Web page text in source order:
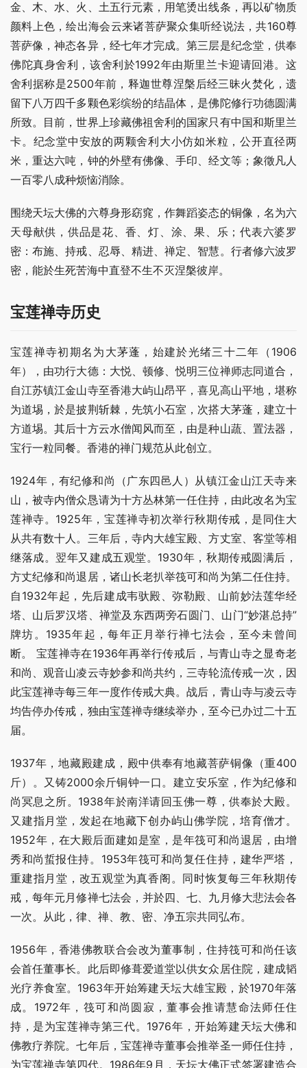
金、木、水、火、土五行元素，用笔烫出线条，再以矿物质
颜料上色，绘出海会云来诸菩萨聚众集听经说法，共160尊
菩萨像，神态各异，经七年才完成。第三层是纪念堂，供奉
佛陀真身舍利，该舍利於1992年由斯里兰卡迎请回港。这
舍利据称是2500年前，释迦世尊涅槃后经三昧火焚化，遗
留下八万四千多颗色彩缤纷的结晶体，是佛陀修行功德圆满
所致。目前，世界上珍藏佛祖舍利的国家只有中国和斯里兰
卡。纪念堂中安放的两颗舍利大小仿如米粒，公开直径两
米，重达六吨，钟的外壁有佛像、手印、经文等；象徵凡人
一百零八成种烦恼消除。
围绕天坛大佛的六尊身形窈窕，作舞蹈姿态的铜像，名为六
天母献供，供品是花、香、灯、涂、果、乐；代表六婆罗
密：布施、持戒、忍辱、精进、禅定、智慧。行者修六波罗
密，能於生死苦海中直登不生不灭涅槃彼岸。
宝莲禅寺历史
宝莲禅寺初期名为大茅蓬，始建於光绪三十二年（1906
年），由功行大德：大悦、顿修、悦明三位禅师志同道合，
自江苏镇江金山寺至香港大屿山昂平，喜见高山平地，堪称
为道埸，於是披荆斩棘，先筑小石室，次搭大茅蓬，建立十
方道埸。其后十方云水僧闻风而至，由是种山蔬、置法器，
宝行一粒同餐。香港的禅门规范从此创立。
1924年，有纪修和尚（广东四邑人）从镇江金山江天寺来
山，被寺内僧众恳请为十方丛林第一任住持，由此改名为宝
莲禅寺。1925年，宝莲禅寺初次举行秋期传戒，是同住大
从共有数十人。三年后，寺内大雄宝殿、方丈室、客堂等相
继落成。翌年又建成五观堂。1930年，秋期传戒圆满后，
方丈纪修和尚退居，诸山长老扒举筏可和尚为第二任住持。
自1932年起，先后建成韦驮殿、弥勒殿、山前妙法莲华经
塔、山后罗汉塔、禅堂及东西两旁石圆门、山门“妙湛总持”
牌坊。1935年起，每年正月举行禅七法会，至今未曾间
断。 宝莲禅寺在1936年再举行传戒后，与青山寺之显奇老
和尚、观音山凌云寺妙参和尚共约，三寺轮流传戒一次，因
此宝莲禅寺每三年一度作传戒大典。战后，青山寺与凌云寺
均告停办传戒，独由宝莲禅寺继续举办，至今已办过二十五
届。
1937年，地藏殿建成，殿中供奉有地藏菩萨铜像（重400
斤）。又铸2000余斤铜钟一口。建立安乐室，作为纪修和
尚冥息之所。1938年於南洋请回玉佛一尊，供奉於大殿。
又建指月堂，发起在地藏下创办屿山佛学院，培育僧才。
1952年，在大殿后面建如是室，是年筏可和尚退居，由增
秀和尚蜇报住持。1953年筏可和尚复任住持，建华严塔，
重建指月堂，改五观堂为真香阁。同时恢复每三年秋期传
戒，每年元月修禅七法会，并於四、七、九月修大悲法会各
一次。从此，律、禅、教、密、净五宗共同弘布。
1956年，香港佛教联合会改为董事制，住持筏可和尚任该
会首任董事长。此后即修葺爱道堂以供女众居住院，建成韬
光疗养食室。1963年开始筹建天坛大雄宝殿，於1970年落
成。1972年，筏可和尚圆寂，董事会推请慧命法师任住
持，是为宝莲禅寺第三代。1976年，开始筹建天坛大佛和
佛教疗养院。七年后，宝莲禅寺董事会推举圣一师任住持，
为宝莲禅寺第四代。1986年9月，天坛大佛正式签署建造合